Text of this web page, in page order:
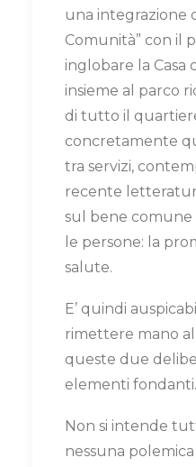
una integrazione
Comunità” con il
inglobare la Casa
insieme al parco
di tutto il
concretamente
tra servizi,
recente
sul bene
le persone: la
salute.
E’ quindi
rimettere mano
queste due
elementi fondanti.
Non si intende
nessuna